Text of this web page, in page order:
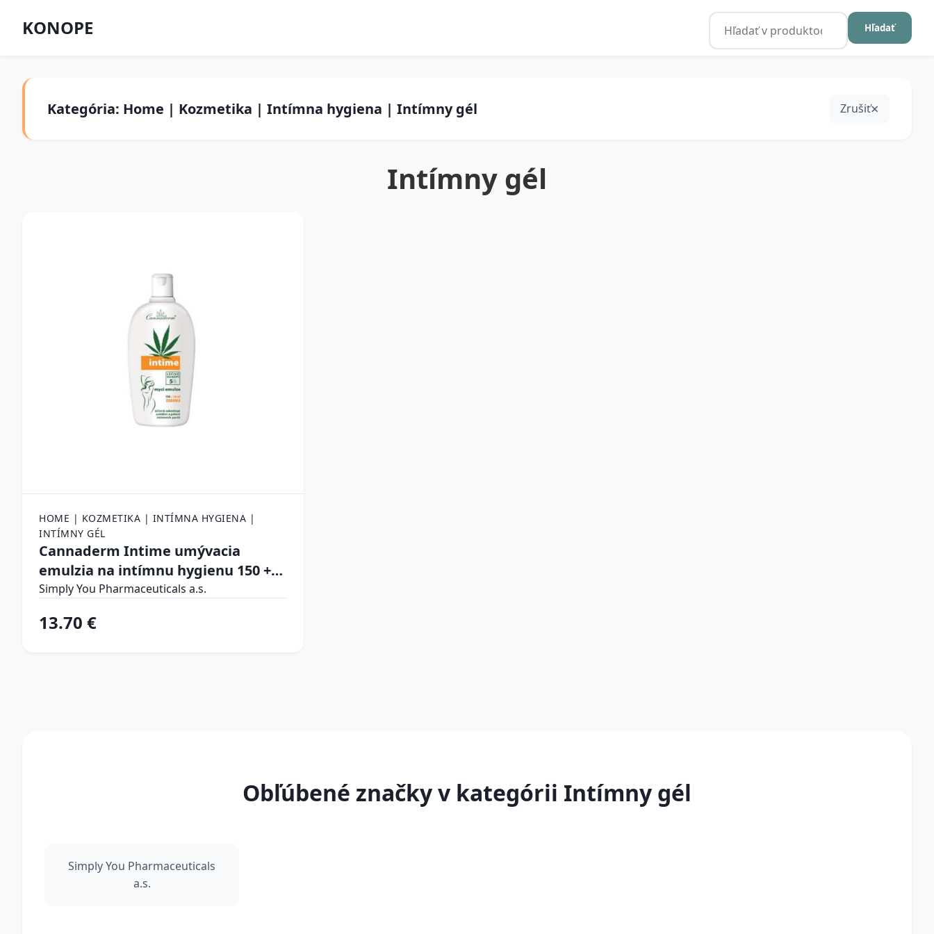
KONOPE Hľadať
Kategória: Home | Kozmetika | Intímna hygiena | Intímny gél Zrušiť
Intímny gél
HOME | KOZMETIKA | INTÍMNA HYGIENA |
INTÍMNY GÉL
Cannaderm Intime umývacia
emulzia na intímnu hygienu 150 +
50 ml ZDARMA
Simply You Pharmaceuticals a.s.
13.70 €
Obľúbené značky v kategórii Intímny gél
Simply You Pharmaceuticals
a.s.